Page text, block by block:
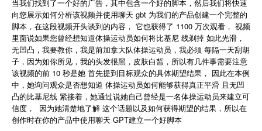
当我们找到了一个好的广告，其中包含一个好的脚本，然后我们将快速
向您展示如何分析该视频并使用聊天 gbt 为我们的产品创建一个完整的
脚本，在这段视频开头谈到的内容， 它也获得了 1100 万次观看， 视频
里面说如果您曾经想知道体操运动员如何将比基尼 线剃掉 如此光滑，
无凹凸，我要教你，我是前加拿大队体操运动员，我必须 每隔一天刮胡
子，因为如你所见，我的头发很黑，皮肤白皙，所以有几件事需要注意
该视频的前 10 秒是她 首先提到目标观众的具体期望结果， 因此在本例
中，她询问观众是否想知道 体操运动员如何能够获得真正平滑 且无凹
凸的比基尼线 紧接着，她通过说她自己曾经是一名体操运动员来建立可
信度，
因为她清楚地了解 这个话题以及如何获得期望的结果，所以在
创作时在你的产品中使用聊天 GPT建立一个好脚本